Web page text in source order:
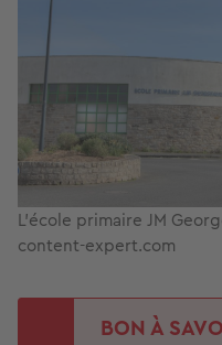
L'école primaire JM
content-expert.com
BON À